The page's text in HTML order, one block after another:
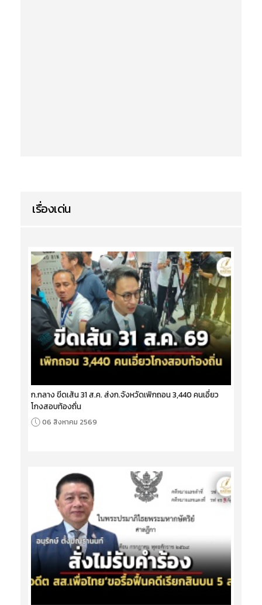
เรื่องเด่น
ก.กลาง ขีดเส้น 31 ส.ค. ส่งก.จังหวัดเพิกถอน 3,440 คนเอี่ยว
โกงสอบท้องถิ่น
06 สิงหาคม 2569